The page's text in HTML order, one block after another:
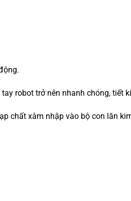
robot trở nên nhanh chóng, tiết
chất xâm nhập vào bộ con lăn